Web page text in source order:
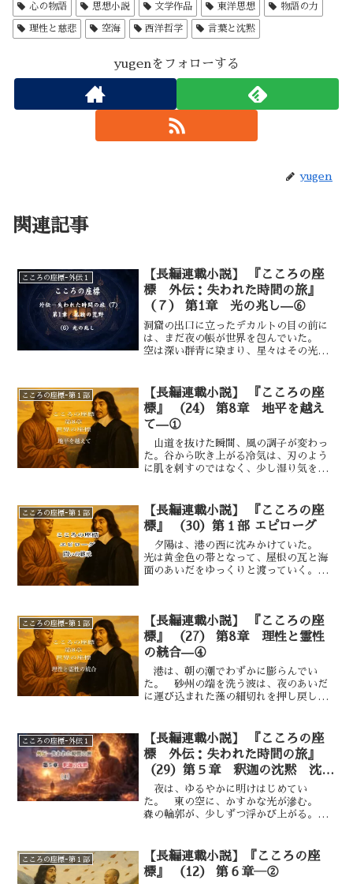
心の物語 思想小説 文学作品 東洋思想 物語の力
理性と慈悲 空海 西洋哲学 言葉と沈黙
yugenをフォローする
yugen
関連記事
こころの座標ｰ外伝１
【長編連載小説】 『こころの座
標 外伝：失われた時間の旅』
（７） 第1章 光の兆し—⑥
洞窟の出口に立ったデカルトの目の前に
は、まだ夜の帳が世界を包んでいた。
空は深い群青に染まり、星々はその光を
り、長い沈黙のなかで吸い込まれた闇の
記憶が、まだ体から抜けきっていないよ
うだった。 一歩。石から土へ、土から
砂礫へと、足元の感触が変わっていく。
靴底が触れるたび、大地はわずかに振動
し、それが彼自身の存在を確かめるよう
でもあった。 だが、その音すらもすぐ
かめるように、一歩ずつ、慎重に。 そ
して心の中では、洞窟で交わされた数々
の言葉がまだ反芻されていた。 問い、
対話、沈黙。自分が誰であり、何を求め
ていたのか――その根源に触れた余韻
が、彼の内側にかすかに残っていた。
こころの座標ｰ第１部
【長編連載小説】 『こころの座
標』 （24） 第8章 地平を越え
て—①
山道を抜けた瞬間、風の調子が変わっ
た。谷から吹き上がる冷気は、刃のよう
に肌を刺すのではなく、少し湿り気を帯
だけが白く起き上がろうとしていた。
眼下の川は、銀の紐のように蛇行してい
る。川面に貼りついた薄氷はところどこ
ろ割れて、流れの速い筋だけが黒々と露
わになっていた。 川沿いに並ぶ畑は、
枯れた茎や支柱の影が斜めに伸び、とこ
短い鳴き声が、間を置いて二度、三度と
響いた。
こころの座標ｰ第１部
【長編連載小説】 『こころの座
標』 （30）第１部 エピローグ
夕陽は、港の西に沈みかけていた。
光は黄金色の帯となって、屋根の瓦と海
面のあいだをゆっくりと渡っていく。
を広げていた。 その紙には、旅のあい
だに描き続けてきた十字と円、そして幾
つかの線が重なっている。 けれどそれ
は、もはや哲学の図でも、神学の図でも
なかった。 ただの「歩みの記録」――
呼吸の跡であり、出会いの形だった。
空海と別れてから、すでに幾日かが過ぎ
こころの座標ｰ第１部
【長編連載小説】 『こころの座
標』 （27） 第8章 理性と霊性
の統合—④
港は、朝の潮でわずかに膨らんでい
た。 砂州の端を洗う波は、夜のあいだ
に運び込まれた藻の細切れを押し戻し、
車が鳴る。 デカルトは桟橋の根元に立
ち、海に向かって吸い込む息と、吐き出
す息の長さをそろえた。 第一節で得
た“座標は呼吸である”という確信が、
ゆっくりと胸の奥で温度を保ってい
る。 第二節で学んだ“言葉の座”“沈
黙の譲位”は、彼の舌をそれ以上に軽
少し湿らせる。 ──では、ここから
先、理性と霊性は、どのようにしてとも
に歩くのか。
こころの座標ｰ外伝１
【長編連載小説】 『こころの座
標 外伝：失われた時間の旅』
（29）第５章 釈迦の沈黙 沈黙
を携えて現実へ——④
夜は、ゆるやかに明けはじめてい
た。 東の空に、かすかな光が滲む。
森の輪郭が、少しずつ浮かび上がる。
微かな揺らぎがあった。 沈黙の中で見
たもの。 分離の消えた世界。 関係と
しての存在。 それらは確かだった。
こころの座標ｰ第１部
【長編連載小説】『こころの座
標』 （12） 第６章―②